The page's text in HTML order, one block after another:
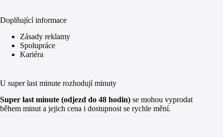
Doplňující informace
Zásady reklamy
Spolupráce
Kariéra
U super last minute rozhodují minuty
Super last minute (odjezd do 48 hodin) se mohou vyprodat
během minut a jejich cena i dostupnost se rychle mění.